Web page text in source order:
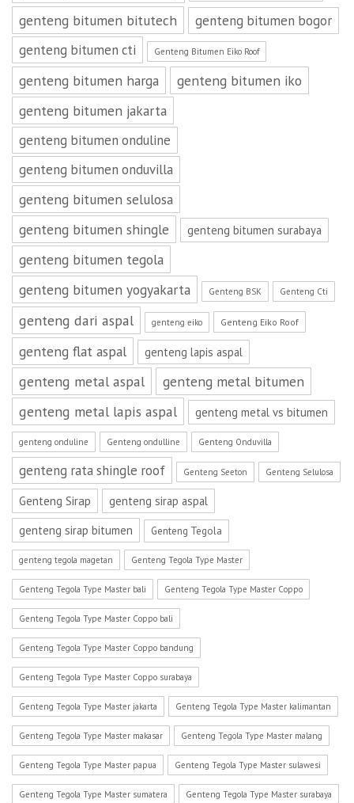
genteng bitumen bitutech
genteng bitumen bogor
genteng bitumen cti
Genteng Bitumen Eiko Roof
genteng bitumen harga
genteng bitumen iko
genteng bitumen jakarta
genteng bitumen onduline
genteng bitumen onduvilla
genteng bitumen selulosa
genteng bitumen shingle
genteng bitumen surabaya
genteng bitumen tegola
genteng bitumen yogyakarta
Genteng BSK Genteng Cti
genteng dari aspal genteng eiko Genteng Eiko Roof
genteng flat aspal genteng lapis aspal
genteng metal aspal
genteng metal bitumen
genteng metal lapis aspal
genteng metal vs bitumen
genteng onduline Genteng ondulline Genteng Onduvilla
genteng rata shingle roof Genteng Seeton Genteng Selulosa
Genteng Sirap
genteng sirap aspal
genteng sirap bitumen
Genteng Tegola
genteng tegola magetan Genteng Tegola Type Master
Genteng Tegola Type Master bali Genteng Tegola Type Master Coppo
Genteng Tegola Type Master Coppo bali
Genteng Tegola Type Master Coppo bandung
Genteng Tegola Type Master Coppo surabaya
Genteng Tegola Type Master jakarta Genteng Tegola Type Master kalimantan
Genteng Tegola Type Master makasar Genteng Tegola Type Master malang
Genteng Tegola Type Master papua Genteng Tegola Type Master sulawesi
Genteng Tegola Type Master sumatera Genteng Tegola Type Master surabaya